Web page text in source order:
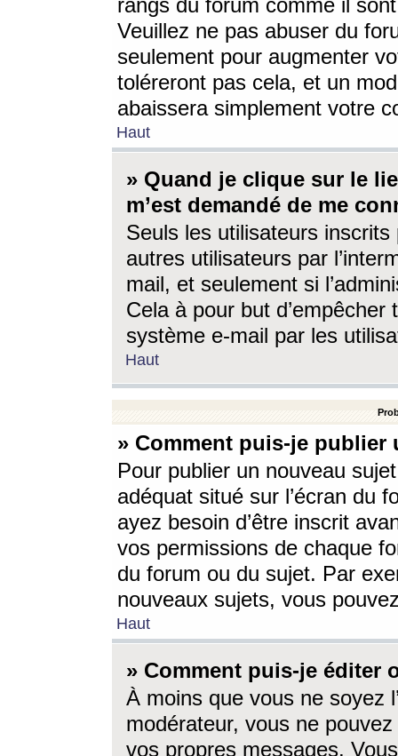
rangs du forum comme il
Veuillez ne pas abuser du
seulement pour augmenter
toléreront pas cela, et un
abaissera simplement votre
Haut
» Quand je clique sur le
m’est demandé de me
Seuls les utilisateurs
autres utilisateurs par
mail, et seulement si
Cela à pour but
système e-mail par les
Haut
» Comment puis-je
Pour publier un nouveau
adéquat situé sur l’écran du
ayez besoin d’être inscrit
vos permissions de chaque
du forum ou du sujet. Par
nouveaux sujets, vous
Haut
» Comment puis-je éditer
À moins que vous ne soyez
modérateur, vous ne
vos propres messages.